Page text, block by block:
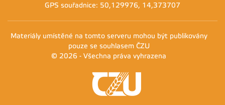
GPS souřadnice: 50,129976, 14,373707
Materiály umístěné na tomto serveru mohou být publikovány
pouze se souhlasem ČZU
© 2026 - Všechna práva vyhrazena